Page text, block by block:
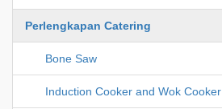
Perlengkapan Catering
Bone Saw
Induction Cooker and Wok Cooker